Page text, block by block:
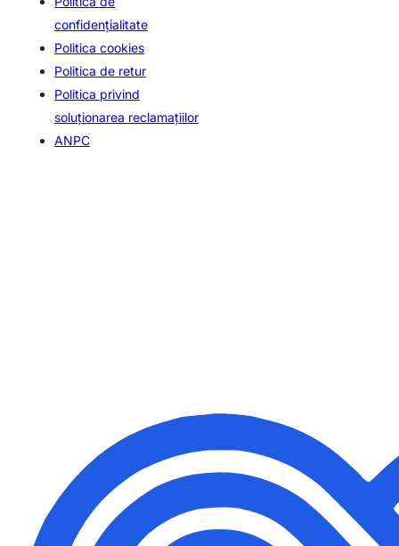
confidenţialitate
Politica cookies
Politica de retur
Politica privind
soluționarea reclamațiilor
ANPC